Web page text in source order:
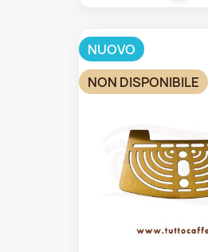
NUOVO
NON DISPONIBILE